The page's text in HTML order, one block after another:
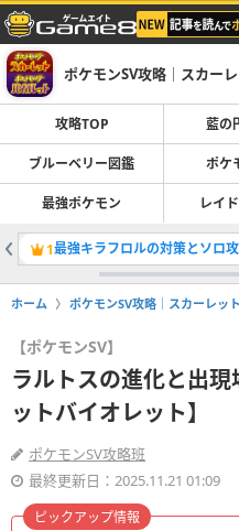
ポケモンSV攻略｜スカー
攻略TOP 藍の
ブルーベリー図鑑 ポケ
最強ポケモン レイ
1最強キラフロルの対策とソロ
ホーム ポケモンSV攻略｜スカーレッ
【ポケモンSV】
ラルトスの進化と出
ットバイオレット】
ポケモンSV攻略班
最終更新日：2025.11.21 01:09
ピックアップ情報